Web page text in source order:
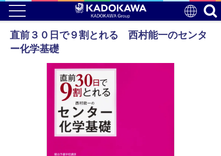
直前３０日で９割とれる 西村能一のセンタ
ー化学基礎